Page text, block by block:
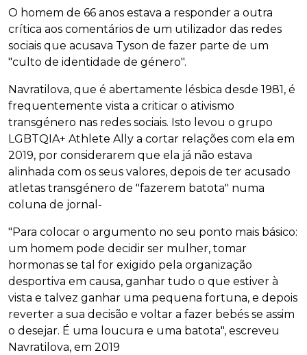
O homem de 66 anos estava a responder a outra
crítica aos comentários de um utilizador das redes
sociais que acusava Tyson de fazer parte de um
"culto de identidade de género".
Navratilova, que é abertamente lésbica desde 1981, é
frequentemente vista a criticar o ativismo
transgénero nas redes sociais. Isto levou o grupo
LGBTQIA+ Athlete Ally a cortar relações com ela em
2019, por considerarem que ela já não estava
alinhada com os seus valores, depois de ter acusado
atletas transgénero de "fazerem batota" numa
coluna de jornal-
"Para colocar o argumento no seu ponto mais básico:
um homem pode decidir ser mulher, tomar
hormonas se tal for exigido pela organização
desportiva em causa, ganhar tudo o que estiver à
vista e talvez ganhar uma pequena fortuna, e depois
reverter a sua decisão e voltar a fazer bebés se assim
o desejar. É uma loucura e uma batota", escreveu
Navratilova, em 2019